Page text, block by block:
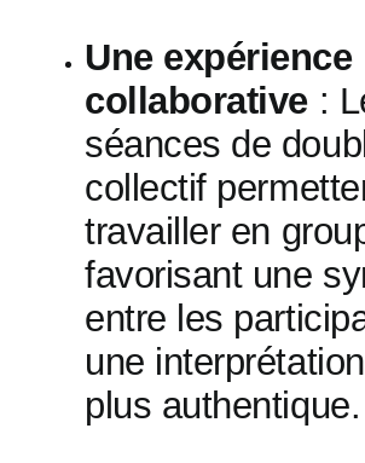
Une expérience
collaborative:
séances de
collectif
travailler en
favorisant une
entre les
une
plus authentique.